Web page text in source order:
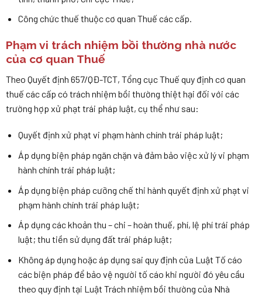
Công chức thuế thuộc cơ quan Thuế các cấp.
Phạm vi trách nhiệm bồi thường nhà nước
của cơ quan Thuế
Theo Quyết định 657/QĐ-TCT, Tổng cục Thuế quy định cơ quan
thuế các cấp có trách nhiệm bồi thường thiệt hại đối với các
trường hợp xử phạt trái pháp luật, cụ thể như sau:
Quyết định xử phạt vi phạm hành chính trái pháp luật;
Áp dụng biện pháp ngăn chặn và đảm bảo việc xử lý vi phạm
hành chính trái pháp luật;
Áp dụng biện pháp cưỡng chế thi hành quyết định xử phạt vi
phạm hành chính trái pháp luật;
Áp dụng các khoản thu – chi – hoàn thuế, phí, lệ phí trái pháp
luật; thu tiền sử dụng đất trái pháp luật;
Không áp dụng hoặc áp dụng sai quy định của Luật Tố cáo
các biện pháp để bảo vệ người tố cáo khi người đó yêu cầu
theo quy định tại Luật Trách nhiệm bồi thường của Nhà